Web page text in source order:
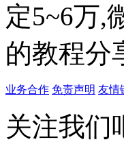
定5~6万,
的教程分
业务合作 免责声明 友情
关注我们